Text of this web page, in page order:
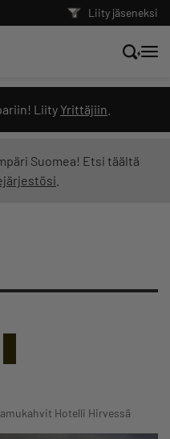
Liity jäseneksi
Liity Yrittäjiin
Suomea! Etsi täältä
Hotelli Hirvessä
suoraan
kaikki sisältö